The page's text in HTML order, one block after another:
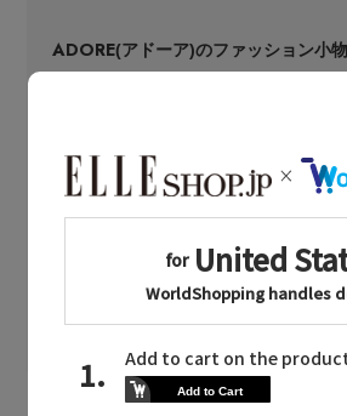
ADORE(アドーア)のファッション小物
ピアス・イヤリング ネックレス
バングル・ブレスレット リング